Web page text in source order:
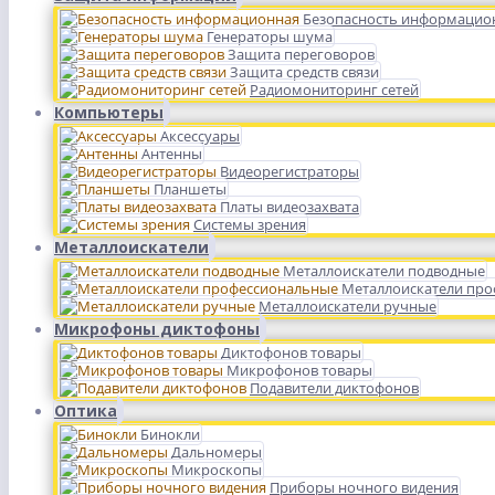
Безопасность
Генераторы шума
Защита переговоров
Защита средств связи
Радиомониторинг сетей
Компьютеры
Аксессуары
Антенны
Видеорегистраторы
Планшеты
Платы видеозахвата
Системы зрения
Металлоискатели
Металлоискатели подводные
Металлоискатели
Металлоискатели ручные
Микрофоны диктофоны
Диктофонов товары
Микрофонов товары
Подавители диктофонов
Оптика
Бинокли
Дальномеры
Микроскопы
Приборы ночного видения